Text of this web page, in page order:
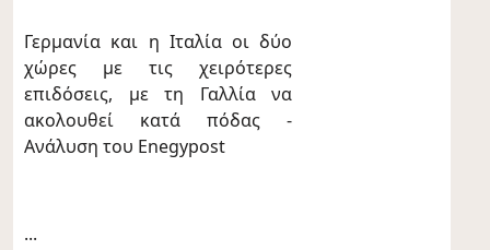
Γερμανία και η Ιταλία οι δύο
χώρες με τις χειρότερες
επιδόσεις, με τη Γαλλία να
ακολουθεί κατά πόδας -
Ανάλυση του Enegypost
...